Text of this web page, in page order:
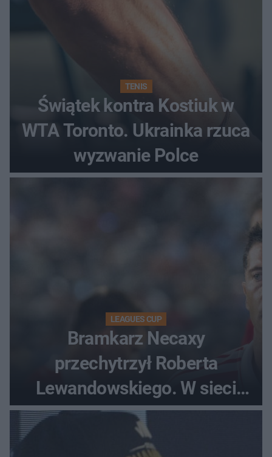
TENIS
Świątek kontra Kostiuk w
WTA Toronto. Ukrainka rzuca
wyzwanie Polce
LEAGUES CUP
Bramkarz Necaxy
przechytrzył Roberta
Lewandowskiego. W sieci
krąży wideo z tego pojedynku